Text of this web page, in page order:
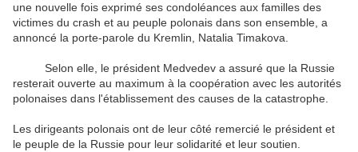
une nouvelle fois exprimé ses condoléances aux familles des
victimes du crash et au peuple polonais dans son ensemble, a
annoncé la porte-parole du Kremlin, Natalia Timakova.
Selon elle, le président Medvedev a assuré que la Russie
resterait ouverte au maximum à la coopération avec les autorités
polonaises dans l'établissement des causes de la catastrophe.
Les dirigeants polonais ont de leur côté remercié le président et
le peuple de la Russie pour leur solidarité et leur soutien.